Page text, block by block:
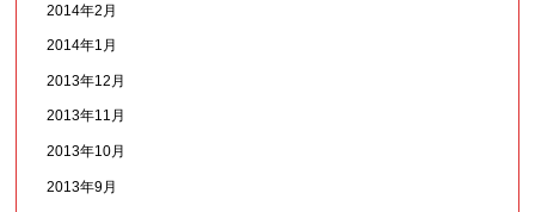
2014年2月
2014年1月
2013年12月
2013年11月
2013年10月
2013年9月